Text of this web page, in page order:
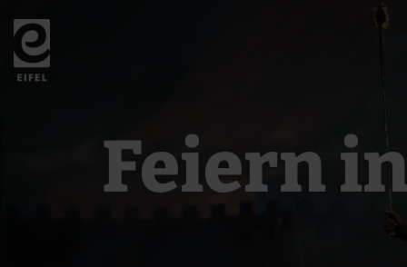
Zurück
zur
Startseite
Feiern